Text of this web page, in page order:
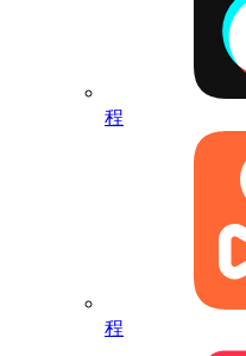
程
程